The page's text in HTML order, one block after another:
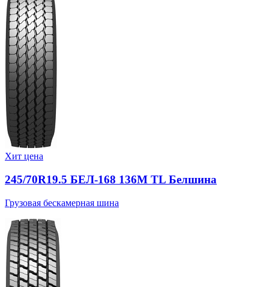
Хит цена
245/70R19.5 БЕЛ-168 136M TL Белшина
Грузовая бескамерная шина